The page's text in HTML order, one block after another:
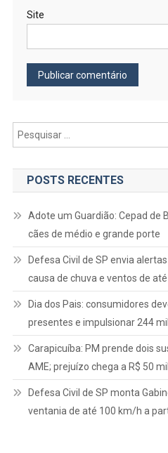
Site
POSTS RECENTES
Adote um Guardião: Cepad de
cães de médio e grande porte
Defesa Civil de SP envia
causa de chuva e ventos de
Dia dos Pais: consumidores
presentes e impulsionar 244
Carapicuíba: PM prende dois
AME; prejuízo chega a R$ 50 mil
Defesa Civil de SP monta
ventania de até 100 km/h a